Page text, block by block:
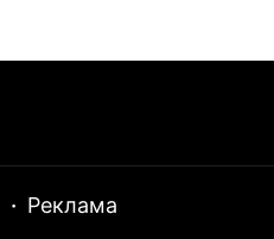
· Реклама